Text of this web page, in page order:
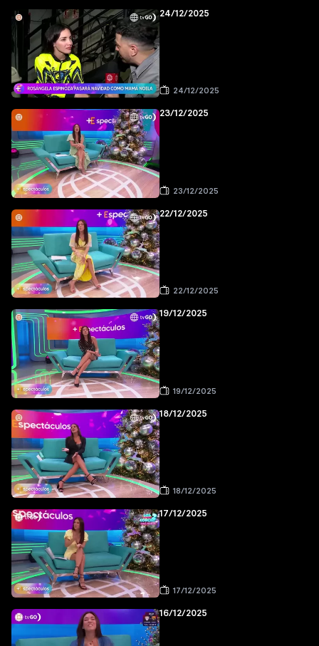
24/12/2025
24/12/2025
23/12/2025
23/12/2025
22/12/2025
22/12/2025
19/12/2025
19/12/2025
18/12/2025
18/12/2025
17/12/2025
17/12/2025
16/12/2025